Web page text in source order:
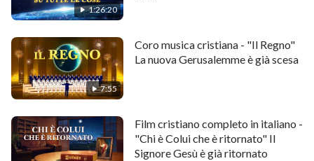
1:26:20
7:55
Coro musica cristiana - "Il Regno"
La nuova Gerusalemme è già scesa
Film cristiano completo in italiano -
"Chi è Colui che è ritornato" Il
Signore Gesù è già ritornato